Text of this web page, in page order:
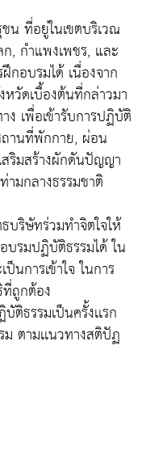
น ที่อยู่ในเขตบริเวณ
, กำแพงเพชร, และ
กอบรมได้ เนื่องจาก
วัดเบื้องต้นที่กล่าวมา
ง เพื่อเข้ารับการปฏิบัติ
ถานที่พักกาย, ผ่อน
สริมสร้างผักดันปัญญา
มกลางธรรมชาติ
บริษัทร่วมทำจิตใจให้
บรมปฏิบัติธรรมได้ ใน
นการเข้าใจ ในการ
ที่ถูกต้อง
ติธรรมเป็นครั้งเเรก
ตามเเนวทางสติปัฏ